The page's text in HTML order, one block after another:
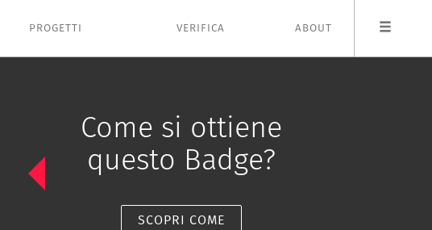
PROGETTI VERIFICA ABOUT
Come si ottiene
questo Badge?
SCOPRI COME